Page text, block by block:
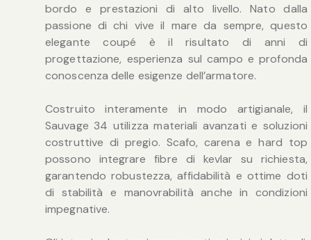
bordo e prestazioni di alto livello. Nato dalla
passione di chi vive il mare da sempre, questo
elegante coupé è il risultato di anni di
progettazione, esperienza sul campo e profonda
conoscenza delle esigenze dell’armatore.
Costruito interamente in modo artigianale, il
Sauvage 34 utilizza materiali avanzati e soluzioni
costruttive di pregio. Scafo, carena e hard top
possono integrare fibre di kevlar su richiesta,
garantendo robustezza, affidabilità e ottime doti
di stabilità e manovrabilità anche in condizioni
impegnative.